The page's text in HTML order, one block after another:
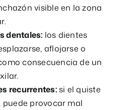
visible en la zona
dentales: los dientes
aflojarse o
consecuencia de un
recurrentes:si el quiste
puede provocar mal